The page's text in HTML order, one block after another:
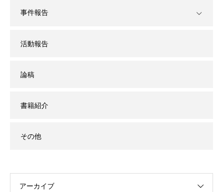
事件報告
活動報告
論稿
書籍紹介
その他
アーカイブ